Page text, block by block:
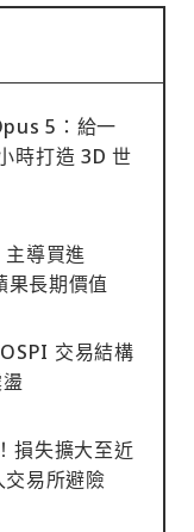
5：給一
時打造 3D 世
導買進
長期價值
交易結構
損失擴大至近
易所避險